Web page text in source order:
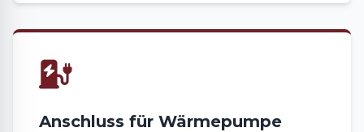
Anschluss für Wärmepumpe